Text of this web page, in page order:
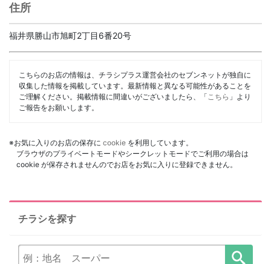
住所
福井県勝山市旭町2丁目6番20号
こちらのお店の情報は、チラシプラス運営会社のセブンネットが独自に
収集した情報を掲載しています。最新情報と異なる可能性があることを
ご理解ください。掲載情報に間違いがございましたら、「 こちら 」より
ご報告をお願いします。
※お気に入りのお店の保存に cookie を利用しています。
ブラウザのプライベートモードやシークレットモードでご利用の場合は
cookie が保存されませんのでお店をお気に入りに登録できません。
チラシを探す